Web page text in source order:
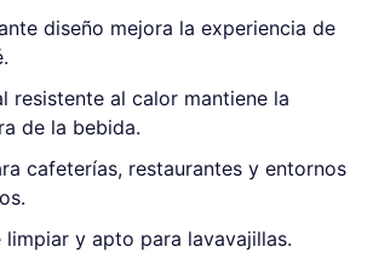
diseño mejora la experiencia de
resistente al calor mantiene la
de la bebida.
cafeterías, restaurantes y entornos
limpiar y apto para lavavajillas.